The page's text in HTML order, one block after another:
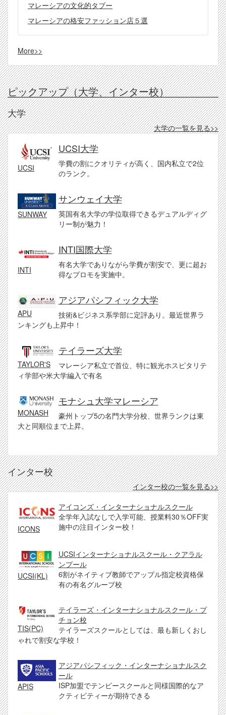
マレーシアの文化的タブー
マレーシアの格安ファッション店５選
More>>
ピックアップ（大学、インター校）
大学
大学の一覧を見る>>
UCSI
UCSI大学
学費の割にクオリティが高く、国内私立で2位
のランク。
SUNWAY
サンウェイ大学
英国有名大学の学位取得できるデュアルディグ
リー制が魅力！
INTI
INTI国際大学
有名大学でありながら学費が割安で、更に超お
得なプロモを実施中。
APU
アジアパシフィック大学
技術&ビジネス系学部に定評あり。最近世界ラ
ンキングも上昇中！
TAYLOR'S
テイラーズ大学
マレーシア私立で首位、特に観光ホスピタリテ
ィ学部や米大学編入で有名
MONASH
モナシュ大学マレーシア
豪州トップ5の名門大学分校、世界ランクは東
大と同順位まで上昇。
インター校
インター校の一覧を見る>>
ICONS
アイコンズ・インターナショナルスクール
全学年入試なしで入学可能、授業料30％OFF実
施中の注目インター校！
UCSI(KL)
UCSIインターナショナルスクール・クアラル
ンプール
6割がネイティブ教師でアップル指定校資格保
有の有名グループ校
TIS(PC)
テイラーズ・インターナショナルスクール・プ
チョン校
テイラーズスクールとしては、最も新しくおし
ゃれで割安な学校！
APIS
アジアパシフィック・インターナショナルスク
ール
ISP加盟でテンビースクールと同様国際的なア
クティビティーが期待できる